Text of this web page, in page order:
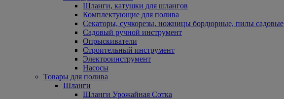
Шланги, катушки для шлангов
Комплектующие для полива
Секаторы, сучкорезы, ножницы бордюрные, пилы садовые
Садовый ручной инструмент
Опрыскиватели
Строительный инструмент
Электроинструмент
Насосы
Товары для полива
Шланги
Шланги Урожайная Сотка